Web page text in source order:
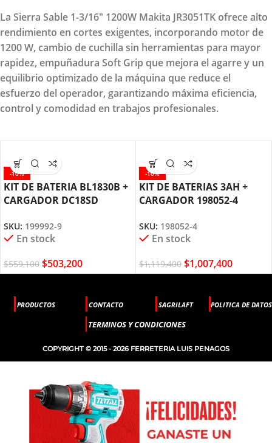
La Sierra Sable 1-3/16" 1200W Makita JR3051TK ofrece alto
rendimiento en cortes exigentes, incorporando motor de
1200 W, cambio de cuchilla sin herramientas para mayor
rapidez, empuñadura Soft Grip que mejora el agarre y un
equilibrio optimizado de la máquina que reduce el
esfuerzo del operador, garantizando máxima eficiencia,
control y comodidad en trabajos profesionales.
-10%
KIT DE BATERIA BL1830B +
CARGADOR DC18SD
SKU: 199992-9
En stock
$559,100 $503,200
-10%
KIT DE BATERIAS 3AH +
CARGADOR 198052-4
SKU: 198052-4
En stock
$1,119,400 $1,007,400
PRODUCTOS CONTACTO SAGRILAFT POLITICA DE DATOS
TERMINOS Y CONDICIONES
COPYRIGHT © 2015 - 2026 FERRETERIA LUIS PENAGOS